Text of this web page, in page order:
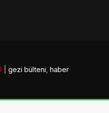
gezi bülteni, haber